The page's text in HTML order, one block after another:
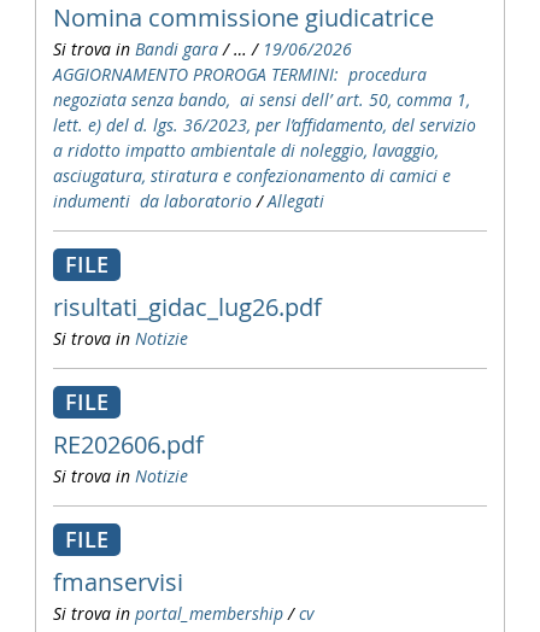
Nomina commissione giudicatrice
Si trova in Bandi gara /…/ 19/06/2026
AGGIORNAMENTO PROROGA TERMINI: procedura
negoziata senza bando, ai sensi dell’ art. 50, comma 1,
lett. e) del d. lgs. 36/2023, per l’affidamento, del servizio
a ridotto impatto ambientale di noleggio, lavaggio,
asciugatura, stiratura e confezionamento di camici e
indumenti da laboratorio /Allegati
FILE
risultati_gidac_lug26.pdf
Si trova in Notizie
FILE
RE202606.pdf
Si trova in Notizie
FILE
fmanservisi
Si trova in portal_membership /cv